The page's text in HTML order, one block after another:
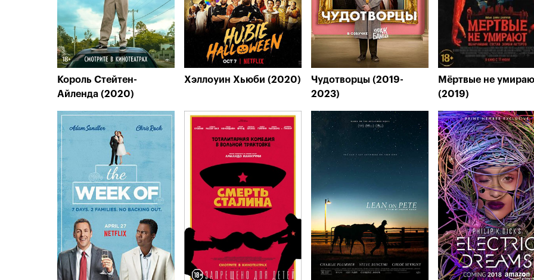
Король Стейтен-
Айленда (2020)
Хэллоуин Хьюби (2020)
Чудотворцы (2019-
2023)
Мёртвые не
(2019)